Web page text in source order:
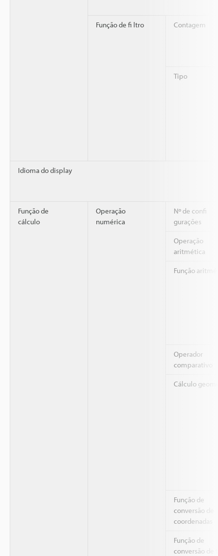
Função de fi ltro Contagem
Tipo
Idioma do display
Função de
cálculo
Operação
numérica
Nº de confi
gurações
Operação
aritmética
Função
Operador
comparativo
Cálculo
Função de
conversão de
coordenadas
Função de
conversão de